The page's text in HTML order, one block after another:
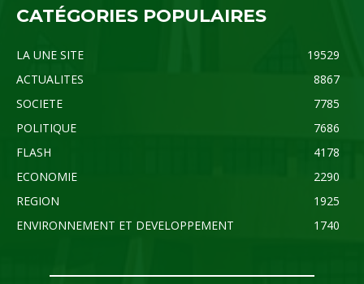
CATÉGORIES POPULAIRES
LA UNE SITE
19529
ACTUALITES
8867
SOCIETE
7785
POLITIQUE
7686
FLASH
4178
ECONOMIE
2290
REGION
1925
ENVIRONNEMENT ET DEVELOPPEMENT
1740